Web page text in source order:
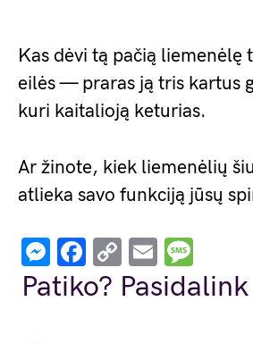
Kas dėvi tą pačią liemenėlę
eilės — praras ją tris kartus
kuri kaitalioją keturias.
Ar žinote, kiek liemenėlių
atlieka savo funkciją jūsų
Messenger
Facebook
Copy
Link
Email
Patiko? Pasidalink